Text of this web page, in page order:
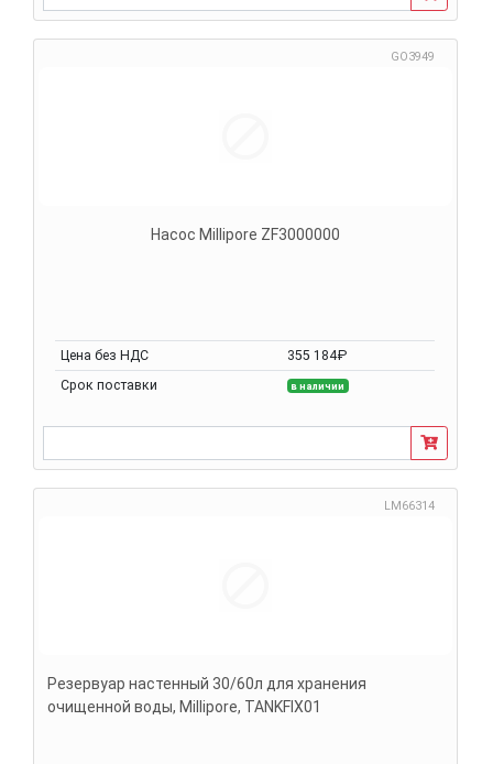
GO3949
Насос Millipore ZF3000000
Цена без НДС
355 184₽
Срок поставки
в наличии
LM66314
Резервуар настенный 30/60л для хранения
очищенной воды, Millipore, TANKFIX01